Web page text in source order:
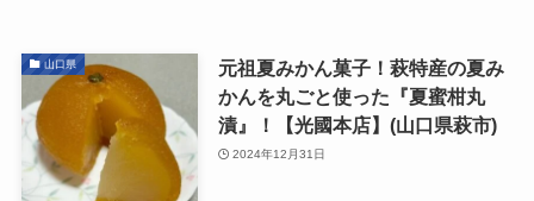
山口県
元祖夏みかん菓子！萩特産の夏み
かんを丸ごと使った『夏蜜柑丸
漬』！【光國本店】(山口県萩市)
2024年12月31日